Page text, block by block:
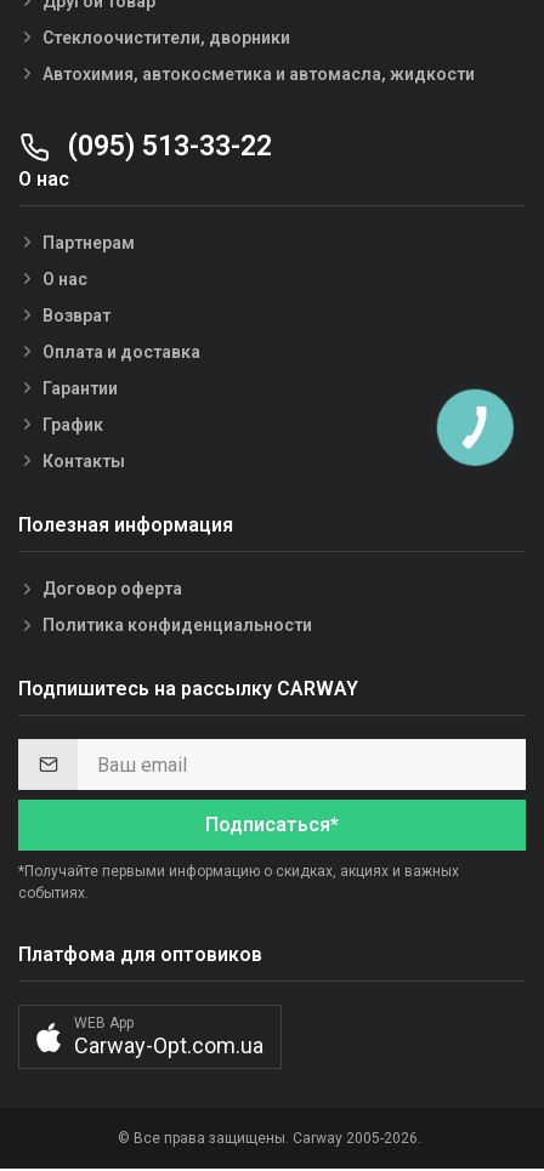
Стеклоочистители, дворники
Автохимия, автокосметика и автомасла, жидкости
(095) 513-33-22
О нас
Партнерам
О нас
Возврат
Оплата и доставка
Гарантии
График
Контакты
Полезная информация
Договор оферта
Политика конфиденциальности
Подпишитесь на рассылку CARWAY
Подписаться*
*Получайте первыми информацию о скидках, акциях и важных
событиях.
Платфома для оптовиков
WEB App
Carway-Opt.com.ua
© Все права защищены. Carway 2005-2026.